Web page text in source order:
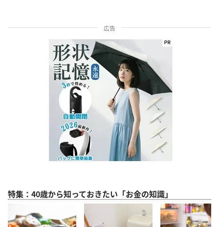
広告
特集：40歳から知っておきたい「お金の知識」